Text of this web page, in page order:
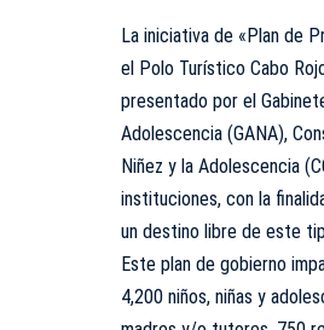
La iniciativa de «Plan de
el Polo Turístico Cabo
presentado por el
Adolescencia (GANA),
Niñez y la Adolescencia
instituciones, con la
un destino libre de este
Este plan de gobierno
4,200 niños, niñas y